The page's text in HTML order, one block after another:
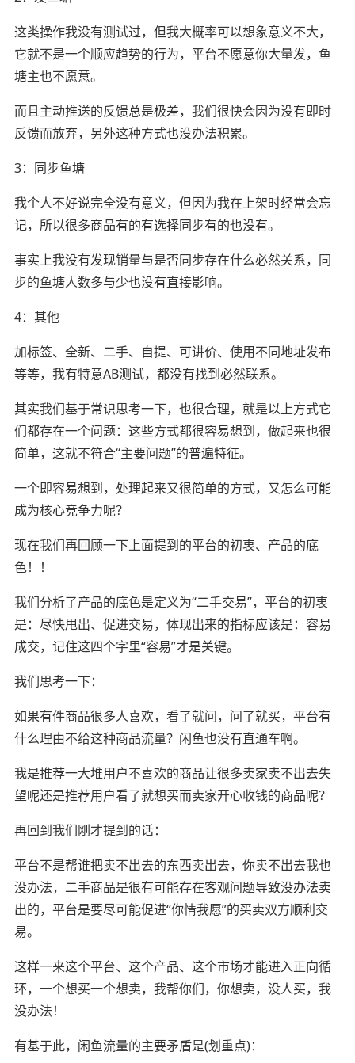
这类操作我没有测试过，但我大概率可以想象意义不大，
它就不是一个顺应趋势的行为，平台不愿意你大量发，鱼
塘主也不愿意。
而且主动推送的反馈总是极差，我们很快会因为没有即时
反馈而放弃，另外这种方式也没办法积累。
3：同步鱼塘
我个人不好说完全没有意义，但因为我在上架时经常会忘
记，所以很多商品有的有选择同步有的也没有。
事实上我没有发现销量与是否同步存在什么必然关系，同
步的鱼塘人数多与少也没有直接影响。
4：其他
加标签、全新、二手、自提、可讲价、使用不同地址发布
等等，我有特意AB测试，都没有找到必然联系。
其实我们基于常识思考一下，也很合理，就是以上方式它
们都存在一个问题：这些方式都很容易想到，做起来也很
简单，这就不符合“主要问题”的普遍特征。
一个即容易想到，处理起来又很简单的方式，又怎么可能
成为核心竞争力呢？
现在我们再回顾一下上面提到的平台的初衷、产品的底
色！！
我们分析了产品的底色是定义为“二手交易”，平台的初衷
是：尽快甩出、促进交易，体现出来的指标应该是：容易
成交，记住这四个字里“容易”才是关键。
我们思考一下：
如果有件商品很多人喜欢，看了就问，问了就买，平台有
什么理由不给这种商品流量？闲鱼也没有直通车啊。
我是推荐一大堆用户不喜欢的商品让很多卖家卖不出去失
望呢还是推荐用户看了就想买而卖家开心收钱的商品呢？
再回到我们刚才提到的话：
平台不是帮谁把卖不出去的东西卖出去，你卖不出去我也
没办法，二手商品是很有可能存在客观问题导致没办法卖
出的，平台是要尽可能促进“你情我愿”的买卖双方顺利交
易。
这样一来这个平台、这个产品、这个市场才能进入正向循
环，一个想买一个想卖，我帮你们，你想卖，没人买，我
没办法！
有基于此，闲鱼流量的主要矛盾是(划重点)：